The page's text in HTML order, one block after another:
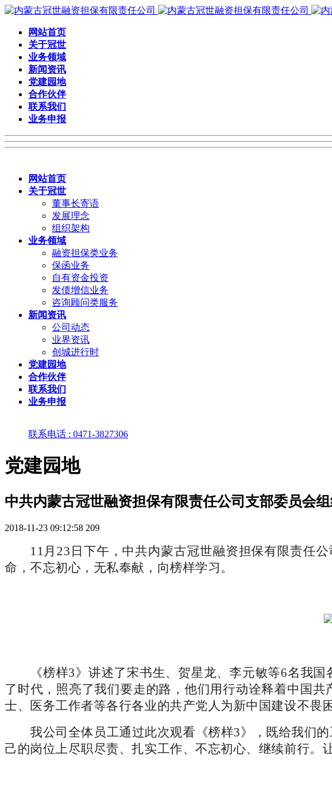
网站首页
关于冠世
业务领域
新闻资讯
党建园地
合作伙伴
联系我们
业务申报
网站首页
关于冠世
董事长寄语
发展理念
组织架构
业务领域
融资担保类业务
保函业务
自有资金投资
发债增信业务
咨询顾问类服务
新闻资讯
公司动态
业界资讯
创城进行时
党建园地
合作伙伴
联系我们
业务申报
联系电话 : 0471-3827306
党建园地
中共内蒙古冠世融资担保有限责任公司支部委员会
2018-11-23 09:12:58 209
11月23日下午，中共内蒙古冠世融资担保有限责任
命，不忘初心，无私奉献，向榜样学习。
《榜样3》讲述了宋书生、贺星龙、李元敏等6名我
了时代，照亮了我们要走的路，他们用行动诠释着中国
士、医务工作者等各行各业的共产党人为新中国建设不畏
我公司全体员工通过此次观看《榜样3》，既给我们
己的岗位上尽职尽责、扎实工作、不忘初心、继续前行。